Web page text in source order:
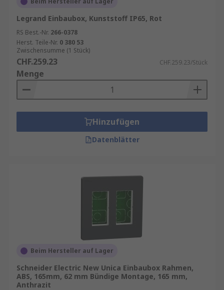
Legrand Einbaubox, Kunststoff IP65, Rot
RS Best.-Nr. 266-0378
Herst. Teile-Nr. 0 380 53
Zwischensumme (1 Stück)
CHF.259.23 CHF.259.23/Stück
Menge
Hinzufügen
Datenblätter
Beim Hersteller auf Lager
Schneider Electric New Unica Einbaubox Rahmen,
ABS, 165mm, 62 mm Bündige Montage, 165 mm,
Anthrazit